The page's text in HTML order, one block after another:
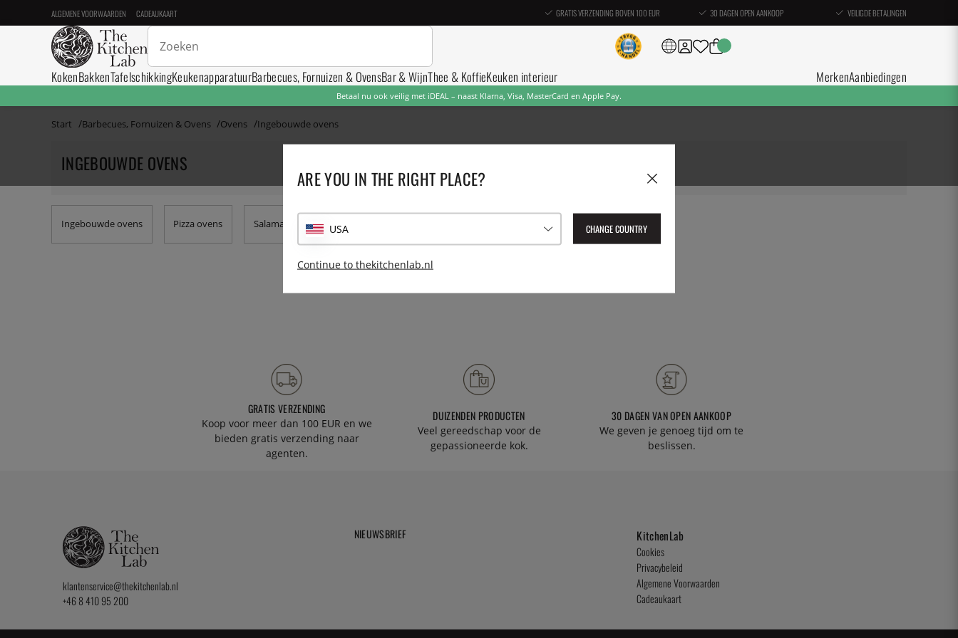
ALGEMENE VOORWAARDEN CADEAUKAART GRATIS VERZENDING BOVEN 100 EUR 30 DAGEN OPEN AANKOOP VEILIGDE BETALINGEN
KokenBakkenTafelschikkingKeukenapparatuurBarbecues, Fornuizen & OvensBar & WijnThee & KoffieKeuken interieur MerkenAanbiedingen
Betaal nu ook veilig met iDEAL – naast Klarna, Visa, MasterCard en Apple Pay.
Start Barbecues, Fornuizen & Ovens Ovens Ingebouwde ovens
INGEBOUWDE OVENS
Ingebouwde ovens Pizza ovens Salamanders Houtgestookte ovens
Op de pagina ontbreken momenteel producten
GRATIS VERZENDING
Koop voor meer dan 100 EUR en we
bieden gratis verzending naar
agenten.
DUIZENDEN PRODUCTEN
Veel gereedschap voor de
gepassioneerde kok.
30 DAGEN VAN OPEN AANKOOP
We geven je genoeg tijd om te
beslissen.
klantenservice@thekitchenlab.nl
+46 8 410 95 200
NIEUWSBRIEF KitchenLab
Cookies
Privacybeleid
Algemene Voorwaarden
Cadeaukaart
ARE YOU IN THE RIGHT PLACE?
USA CHANGE COUNTRY
Continue to thekitchenlab.nl